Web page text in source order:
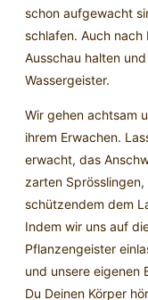
schon aufgewacht
schlafen. Auch nach
Ausschau halten
Wassergeister.
Wir gehen achtsam
ihrem Erwachen.
erwacht, das
zarten
schützendem dem
Indem wir uns auf
Pflanzengeister
und unsere eigenen
Du Deinen Körper